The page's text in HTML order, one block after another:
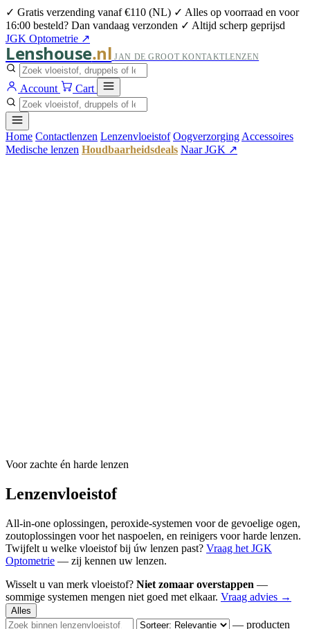
✓ Gratis verzending vanaf €110 (NL) ✓ Alles op voorraad en voor
16:00 besteld? Dan vandaag verzonden ✓ Altijd scherp geprijsd
JGK Optometrie ↗
Lenshouse.nl JAN DE GROOT KONTAKTLENZEN
Account Cart
Home Contactlenzen Lenzenvloeistof Oogverzorging Accessoires
Medische lenzen Houdbaarheidsdeals Naar JGK ↗
Voor zachte én harde lenzen
Lenzenvloeistof
All-in-one oplossingen, peroxide-systemen voor de gevoelige ogen,
zoutoplossingen voor het naspoelen, en reinigers voor harde lenzen.
Twijfelt u welke vloeistof bij úw lenzen past? Vraag het JGK
Optometrie — zij kennen uw lenzen.
Wisselt u van merk vloeistof? Niet zomaar overstappen —
sommige systemen mengen niet goed met elkaar. Vraag advies →
Alles
— producten